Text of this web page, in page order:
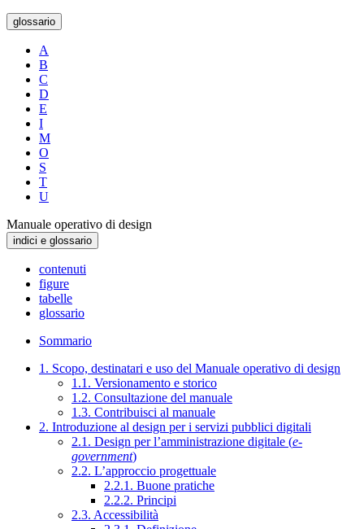
glossario
A
B
C
D
E
I
M
O
S
T
U
Manuale operativo di design
indici e glossario
contenuti
figure
tabelle
glossario
Sommario
1. Scopo, destinatari e uso del Manuale operativo di design
1.1. Versionamento e storico
1.2. Consultazione del manuale
1.3. Contribuisci al manuale
2. Introduzione al design per i servizi pubblici digitali
2.1. Design per l’amministrazione digitale (e-
government)
2.2. L’approccio progettuale
2.2.1. Buone pratiche
2.2.2. Principi
2.3. Accessibilità